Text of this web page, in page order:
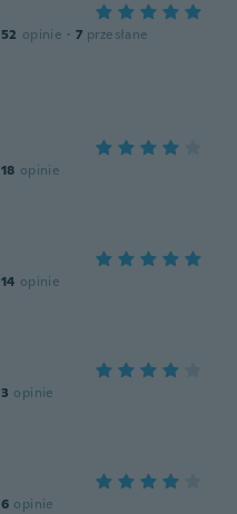
52 opinie · 7 przesłane
18 opinie
14 opinie
3 opinie
6 opinie